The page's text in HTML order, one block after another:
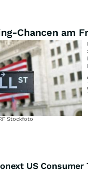
Chancen am
Stockfoto
US Consumer